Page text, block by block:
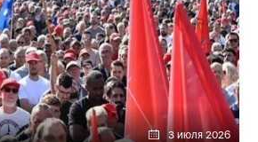
3 июля 2026